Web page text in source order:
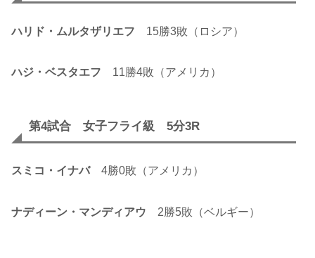
ハリド・ムルタザリエフ 15勝3敗（ロシア）
ハジ・ベスタエフ 11勝4敗（アメリカ）
第4試合 女子フライ級 5分3R
スミコ・イナバ4勝0敗（アメリカ）
ナディーン・マンディアウ 2勝5敗（ベルギー）